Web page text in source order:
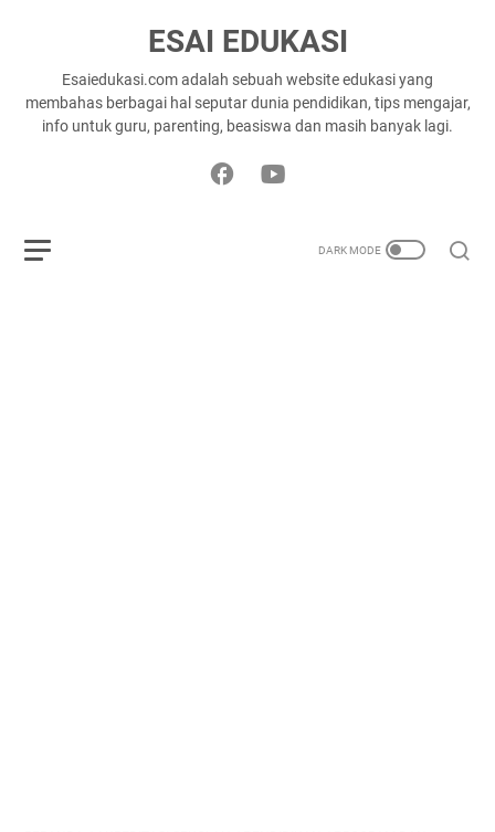
ESAI EDUKASI
Esaiedukasi.com adalah sebuah website edukasi yang
membahas berbagai hal seputar dunia pendidikan, tips mengajar,
info untuk guru, parenting, beasiswa dan masih banyak lagi.